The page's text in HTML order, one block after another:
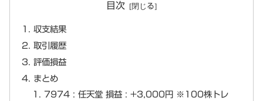
目次
収支結果
取引履歴
評価損益
まとめ
7974 : 任天堂 損益 : +3,000円 ※100株トレ